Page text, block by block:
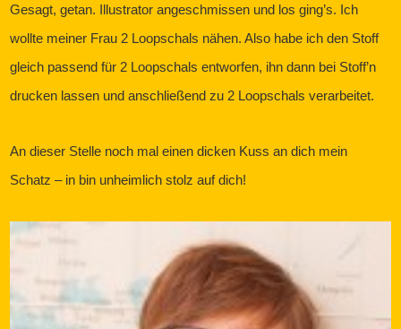
Gesagt, getan. Illustrator angeschmissen und los ging’s. Ich
wollte meiner Frau 2 Loopschals nähen. Also habe ich den Stoff
gleich passend für 2 Loopschals entworfen, ihn dann bei Stoff’n
drucken lassen und anschließend zu 2 Loopschals verarbeitet.
An dieser Stelle noch mal einen dicken Kuss an dich mein
Schatz – in bin unheimlich stolz auf dich!